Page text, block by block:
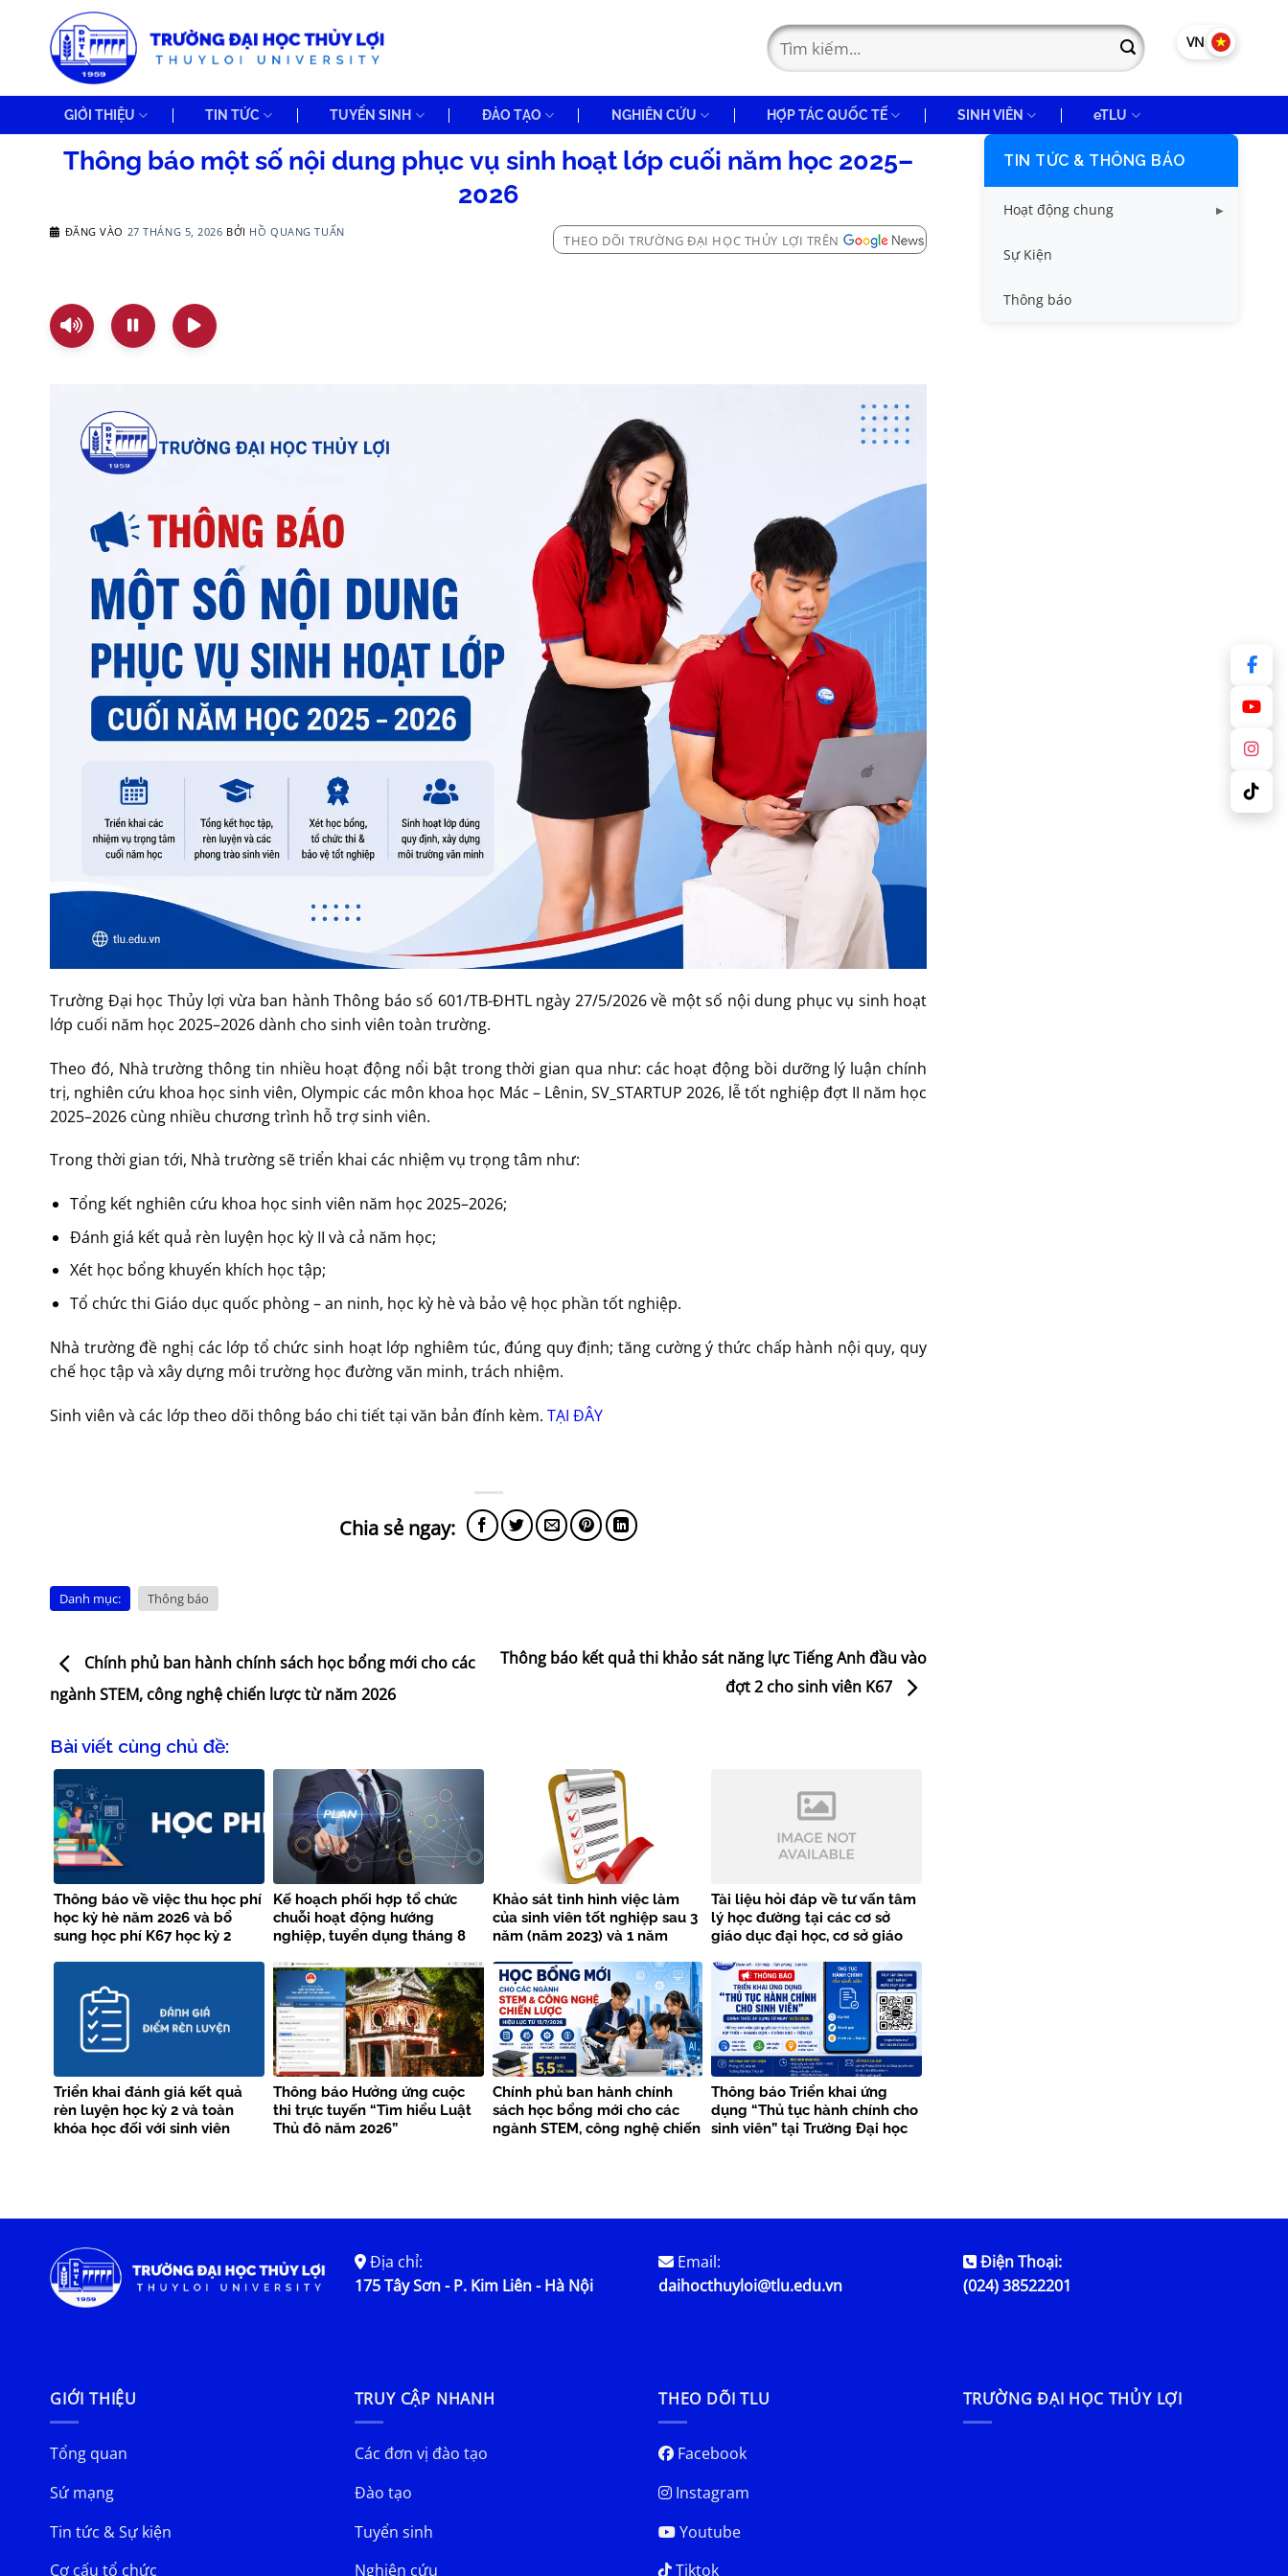
VN EN
GIỚI THIỆU TIN TỨC TUYỂN SINH ĐÀO TẠO NGHIÊN CỨU HỢP TÁC QUỐC TẾ SINH VIÊN eTLU
Thông báo một số nội dung phục vụ sinh hoạt lớp cuối năm học 2025–
2026
ĐĂNG VÀO 27 THÁNG 5, 2026 BỞI HỒ QUANG TUẤN
THEO DÕI TRƯỜNG ĐẠI HỌC THỦY LỢI TRÊN
Trường Đại học Thủy lợi vừa ban hành Thông báo số 601/TB-ĐHTL ngày 27/5/2026 về một số nội dung phục vụ sinh hoạt
lớp cuối năm học 2025–2026 dành cho sinh viên toàn trường.
Theo đó, Nhà trường thông tin nhiều hoạt động nổi bật trong thời gian qua như: các hoạt động bồi dưỡng lý luận chính
trị, nghiên cứu khoa học sinh viên, Olympic các môn khoa học Mác – Lênin, SV_STARTUP 2026, lễ tốt nghiệp đợt II năm học
2025–2026 cùng nhiều chương trình hỗ trợ sinh viên.
Trong thời gian tới, Nhà trường sẽ triển khai các nhiệm vụ trọng tâm như:
Tổng kết nghiên cứu khoa học sinh viên năm học 2025–2026;
Đánh giá kết quả rèn luyện học kỳ II và cả năm học;
Xét học bổng khuyến khích học tập;
Tổ chức thi Giáo dục quốc phòng – an ninh, học kỳ hè và bảo vệ học phần tốt nghiệp.
Nhà trường đề nghị các lớp tổ chức sinh hoạt lớp nghiêm túc, đúng quy định; tăng cường ý thức chấp hành nội quy, quy
chế học tập và xây dựng môi trường học đường văn minh, trách nhiệm.
Sinh viên và các lớp theo dõi thông báo chi tiết tại văn bản đính kèm. TẠI ĐÂY
Danh mục: Thông báo
Chính phủ ban hành chính sách học bổng mới cho các
ngành STEM, công nghệ chiến lược từ năm 2026
Thông báo kết quả thi khảo sát năng lực Tiếng Anh đầu vào
đợt 2 cho sinh viên K67
Bài viết cùng chủ đề:
Thông báo về việc thu học phí
học kỳ hè năm 2026 và bổ
sung học phí K67 học kỳ 2
Kế hoạch phối hợp tổ chức
chuỗi hoạt động hướng
nghiệp, tuyển dụng tháng 8
Thủy lợi và Vieclam24h
Khảo sát tình hình việc làm
của sinh viên tốt nghiệp sau 3
năm (năm 2023) và 1 năm
Tài liệu hỏi đáp về tư vấn tâm
lý học đường tại các cơ sở
giáo dục đại học, cơ sở giáo
Triển khai đánh giá kết quả
rèn luyện học kỳ 2 và toàn
khóa học đối với sinh viên
Thông báo Hưởng ứng cuộc
thi trực tuyến “Tìm hiểu Luật
Thủ đô năm 2026”
Chính phủ ban hành chính
sách học bổng mới cho các
ngành STEM, công nghệ chiến
Thông báo Triển khai ứng
dụng “Thủ tục hành chính cho
sinh viên” tại Trường Đại học
TIN TỨC & THÔNG BÁO
Hoạt động chung
Tin công tác sinh viên
Tin đào tạo
Sự Kiện
Thông báo
Địa chỉ:
175 Tây Sơn - P. Kim Liên - Hà Nội
Email:
daihocthuyloi@tlu.edu.vn
Điện Thoại:
(024) 38522201
GIỚI THIỆU
Tổng quan
Sứ mạng
Tin tức & Sự kiện
Cơ cấu tổ chức
TRUY CẬP NHANH
Các đơn vị đào tạo
Đào tạo
Tuyển sinh
Nghiên cứu
THEO DÕI TLU
Facebook
Instagram
Youtube
Tiktok
TRƯỜNG ĐẠI HỌC THỦY LỢI